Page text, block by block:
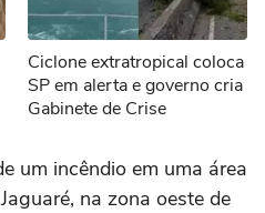
Ciclone extratropical coloca
SP em alerta e governo cria
Gabinete de Crise
um incêndio em uma área
na zona oeste de